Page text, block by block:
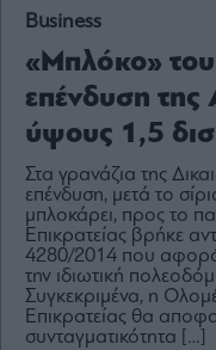
Mononews100
Εγγραφείτε
στο
Newsletter
του
mononews.gr
Business
«Μπλόκο» του
επένδυση
ύψους 1,5
Στα γρανάζια της
επένδυση, μετά το
μπλοκάρει, προς το
Επικρατείας βρήκε
4280/2014 που αφορά
την ιδιωτική
Συγκεκριμένα, η
Επικρατείας θα
συνταγματικότητα […]